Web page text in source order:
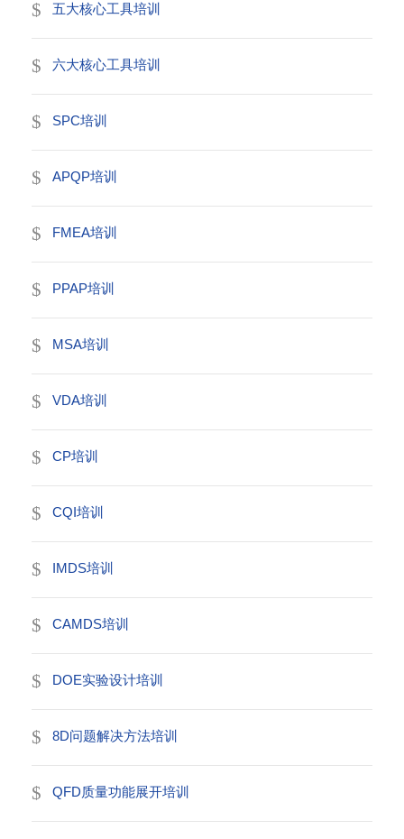
五大核心工具培训
六大核心工具培训
SPC培训
APQP培训
FMEA培训
PPAP培训
MSA培训
VDA培训
CP培训
CQI培训
IMDS培训
CAMDS培训
DOE实验设计培训
8D问题解决方法培训
QFD质量功能展开培训